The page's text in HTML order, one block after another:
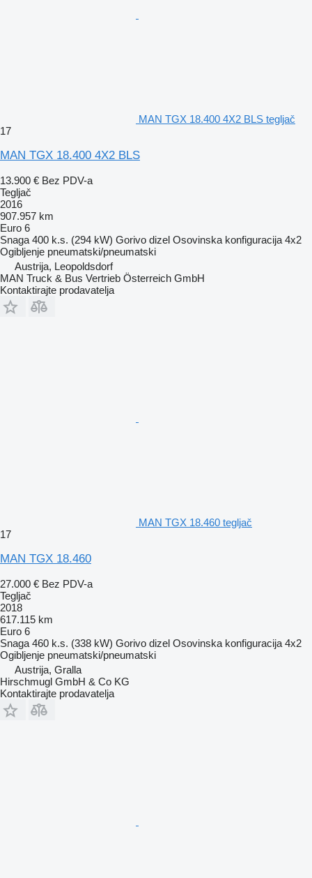
MAN TGX 18.400 4X2 BLS tegljač
17
MAN TGX 18.400 4X2 BLS
13.900 € Bez PDV-a
Tegljač
2016
907.957 km
Euro 6
Snaga 400 k.s. (294 kW) Gorivo dizel Osovinska konfiguracija 4x2
Ogibljenje pneumatski/pneumatski
Austrija, Leopoldsdorf
MAN Truck & Bus Vertrieb Österreich GmbH
Kontaktirajte prodavatelja
MAN TGX 18.460 tegljač
17
MAN TGX 18.460
27.000 € Bez PDV-a
Tegljač
2018
617.115 km
Euro 6
Snaga 460 k.s. (338 kW) Gorivo dizel Osovinska konfiguracija 4x2
Ogibljenje pneumatski/pneumatski
Austrija, Gralla
Hirschmugl GmbH & Co KG
Kontaktirajte prodavatelja